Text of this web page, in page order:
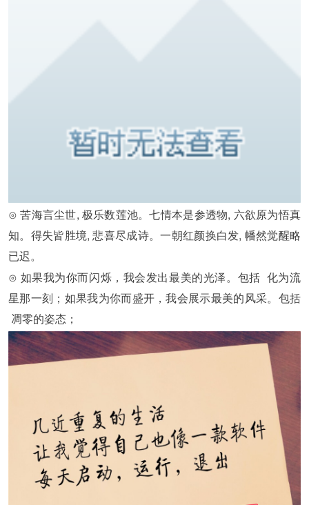
⊙ 苦海言尘世, 极乐数莲池。七情本是参透物, 六欲原为悟真
知。得失皆胜境, 悲喜尽成诗。一朝红颜换白发, 幡然觉醒略
已迟。
⊙ 如果我为你而闪烁，我会发出最美的光泽。包括 化为流
星那一刻；如果我为你而盛开，我会展示最美的风采。包括
凋零的姿态；